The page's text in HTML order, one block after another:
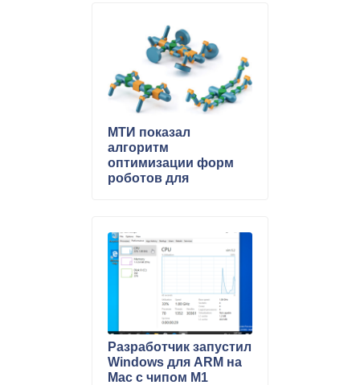
МТИ показал
алгоритм
оптимизации форм
роботов для
Разработчик запустил
Windows для ARM на
Mac с чипом M1